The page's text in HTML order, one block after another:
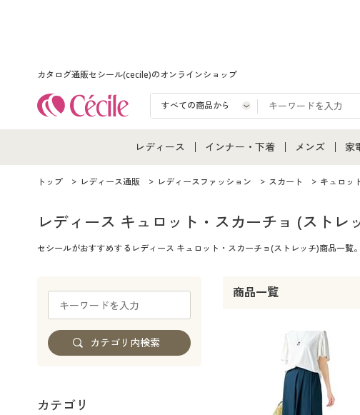
カタログ通販セシール(cecile)のオンラインショップ
レディース
レディース通販すべて
レディースファッション
女性下着
インナー・下着
インナー・下着通販すべて
女性下着
メンズ下着
ジュニア・ティーンズ下着
メンズ
メンズ通販す
メンズファッ
メンズ下着
家
家
キ
トップ レディース通販 レディースファッション スカート キュロッ
レディース キュロット・スカーチョ (ストレ
セシールがおすすめするレディース キュロット・スカーチョ(ストレッチ)商品一
商品一覧
カテゴリ